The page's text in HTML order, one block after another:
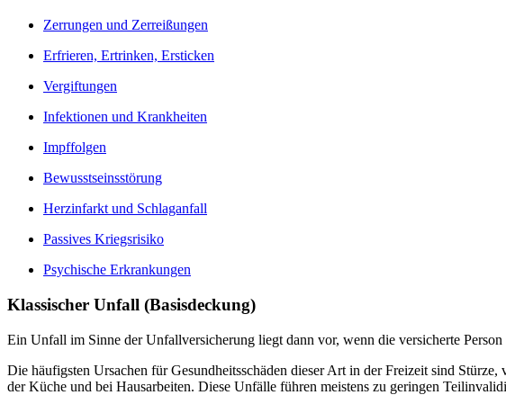
Zerrungen und Zerreißungen
Erfrieren, Ertrinken, Ersticken
Vergiftungen
Infektionen und Krankheiten
Impffolgen
Bewusstseinsstörung
Herzinfarkt und Schlaganfall
Passives Kriegsrisiko
Psychische Erkrankungen
Klassischer Unfall (Basisdeckung)
Ein Unfall im Sinne der Unfallversicherung liegt dann vor, wenn die versicherte
Die häufigsten Ursachen für Gesundheitsschäden dieser Art in der Freizeit sind
der Küche und bei Hausarbeiten. Diese Unfälle führen meistens zu geringen